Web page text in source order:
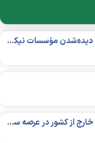
ثبت‌نام در اطلس خیر ایران؛ فرصتی برای معرفی و دیده‌شدن مؤسسات نیکوکاری
همراه وطن در روزهای بحران؛ گامی ماندگار از خیر خارج از کشور در عرصه سلامت